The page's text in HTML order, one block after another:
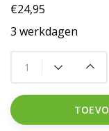
€24,95
3 werkdagen